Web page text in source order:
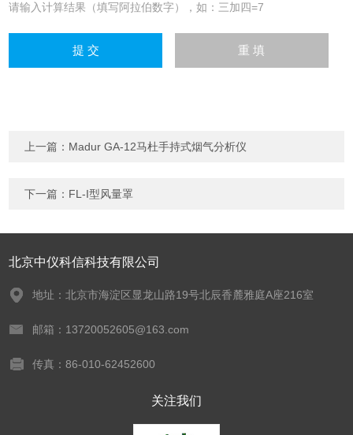
请输入计算结果（填写阿拉伯数字），如：三加四=7
上一篇： Madur GA-12马杜手持式烟气分析仪
下一篇： FL-I型风量罩
北京中仪科信科技有限公司
地址：北京市海淀区显龙山路19号北辰香麓雅庭A座216室
邮箱：13720052605@163.com
传真：86-010-62452600
关注我们